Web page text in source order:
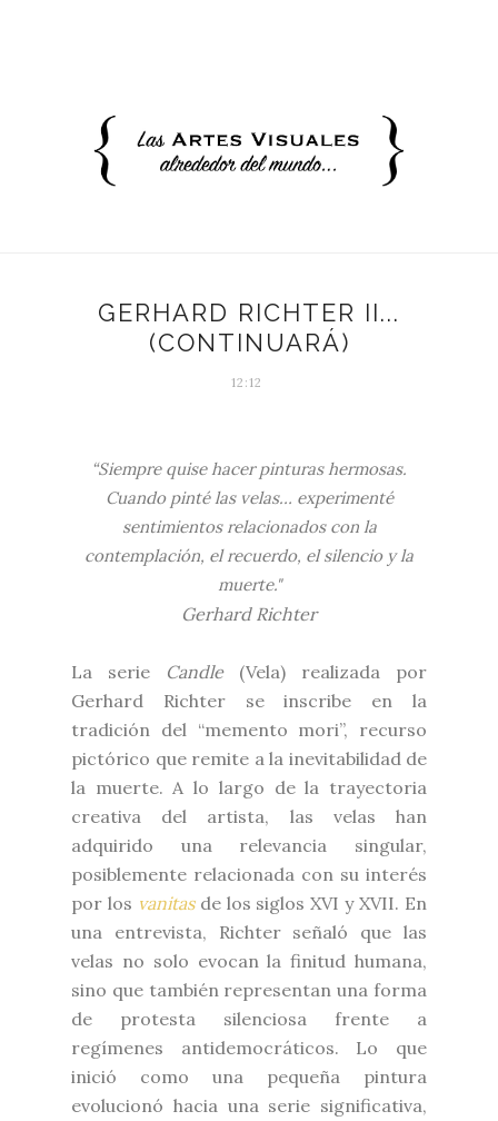
GERHARD RICHTER II...
(CONTINUARÁ)
12:12
“Siempre quise hacer pinturas hermosas.
Cuando pinté las velas… experimenté
sentimientos relacionados con la
contemplación, el recuerdo, el silencio y la
muerte."
Gerhard Richter
La serie Candle(Vela) realizada por
Gerhard Richter se inscribe en la
tradición del “memento mori”, recurso
pictórico que remite a la inevitabilidad de
la muerte. A lo largo de la trayectoria
creativa del artista, las velas han
adquirido una relevancia singular,
posiblemente relacionada con su interés
por los vanitasde los siglos XVI y XVII. En
una entrevista, Richter señaló que las
velas no solo evocan la finitud humana,
sino que también representan una forma
de protesta silenciosa frente a
regímenes antidemocráticos. Lo que
inició como una pequeña pintura
evolucionó hacia una serie significativa,